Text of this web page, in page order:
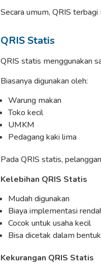
Secara umum, QRIS
QRIS Statis
QRIS statis menggunakan
Biasanya digunakan oleh:
Warung makan
Toko kecil
UMKM
Pedagang kaki lima
Pada QRIS statis,
Kelebihan QRIS Statis
Mudah digunakan
Biaya implementasi
Cocok untuk usaha kecil
Bisa dicetak dalam
Kekurangan QRIS Statis